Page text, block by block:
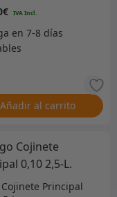
€
Añadir al carrito
Cojinete Principal